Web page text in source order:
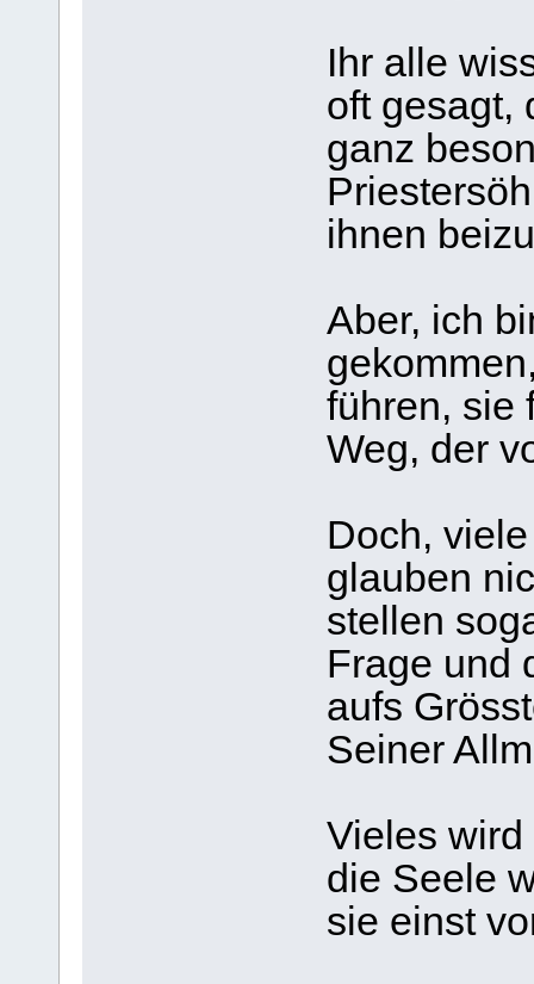
Ihr alle
oft gesagt,
ganz
ihnen
Aber, ich
führen, sie
Weg, der
Doch,
glauben
stellen
Frage und
aufs
Seiner
Vieles
die Seele
sie einst